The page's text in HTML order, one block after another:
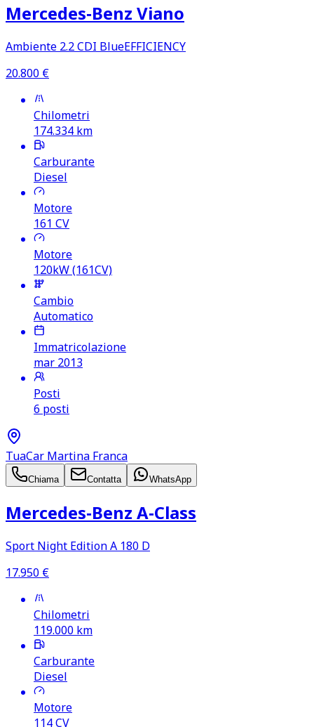
Mercedes‑Benz Viano
Ambiente 2.2 CDI BlueEFFICIENCY
20.800 €
Chilometri
174.334 km
Carburante
Diesel
Motore
161 CV
Motore
120kW (161CV)
Cambio
Automatico
Immatricolazione
mar 2013
Posti
6 posti
TuaCar Martina Franca
Chiama Contatta WhatsApp
Mercedes‑Benz A‑Class
Sport Night Edition A 180 D
17.950 €
Chilometri
119.000 km
Carburante
Diesel
Motore
114CV